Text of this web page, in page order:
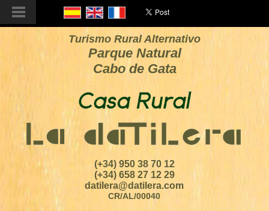
Turismo Rural Alternativo
Parque Natural
Cabo de Gata
(+34) 950 38 70 12
(+34) 658 27 12 29
datilera@datilera.com
CR/AL/00040